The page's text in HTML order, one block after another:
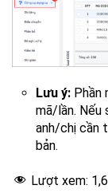
Lưu ý: Phần
mã/lần. Nếu
anh/chị cần
bản.
Lượt xem: